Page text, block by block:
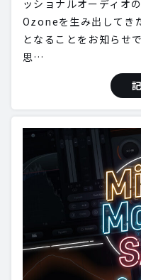
ッショナルオーディオ
Ozoneを生み出して
となることをお知らせ
思…